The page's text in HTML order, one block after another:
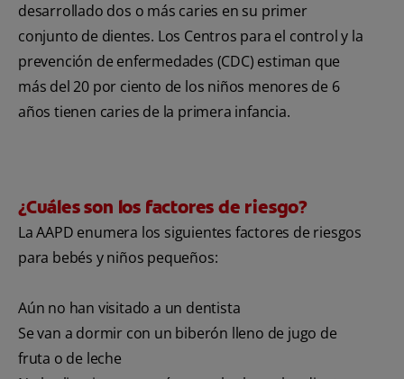
desarrollado dos o más caries en su primer
conjunto de dientes. Los Centros para el control y la
prevención de enfermedades (CDC) estiman que
más del 20 por ciento de los niños menores de 6
años tienen caries de la primera infancia.
¿Cuáles son los factores de riesgo?
La AAPD enumera los siguientes factores de riesgos
para bebés y niños pequeños:
Aún no han visitado a un dentista
Se van a dormir con un biberón lleno de jugo de
fruta o de leche